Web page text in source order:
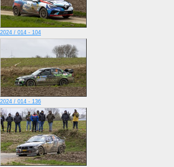
2024 / 014 - 104
2024 / 014 - 136